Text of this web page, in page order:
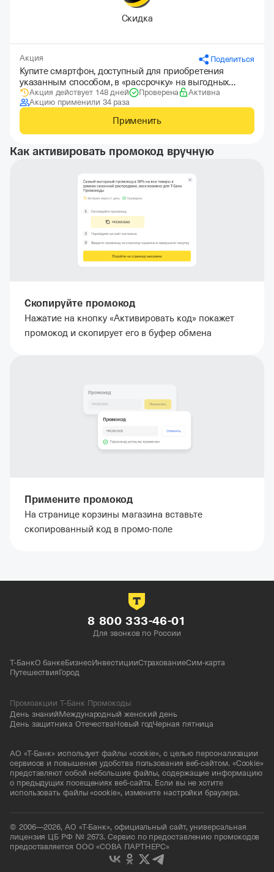
Скидка
Акция Поделиться
Купите смартфон, доступный для приобретения
указанным способом, в «рассрочку» на выгодных
условиях
Акция действует 148 дней Проверена
Активна
Акцию применили 34 раза
Применить
Как активировать промокод вручную
Скопируйте промокод
Нажатие на кнопку «Активировать код» покажет
промокод и скопирует его в буфер обмена
Примените промокод
На странице корзины магазина вставьте
скопированный код в промо-поле
8 800 333-46-01
Для звонков по России
Т-БанкО банкеБизнесИнвестицииСтрахованиеСим-карта
ПутешествияГород
Промоакции Т-Банк Промокоды
День знанийМеждународный женский день
День защитника ОтечестваНовый годЧерная пятница
АО «Т-Банк» использует файлы «cookie», с целью персонализации
сервисов и повышения удобства пользования веб-сайтом. «Cookie»
представляют собой небольшие файлы, содержащие информацию
о предыдущих посещениях веб-сайта. Если вы не хотите
использовать файлы «cookie», измените настройки браузера.
© 2006—2026, АО «Т-Банк», официальный сайт, универсальная
лицензия ЦБ РФ № 2673. Сервис по предоставлению промокодов
предоставляется ООО «СОВА ПАРТНЕРС»